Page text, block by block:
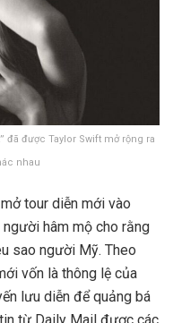
được Taylor Swift mở rộng ra
nhau
tour diễn mới vào
người hâm mộ cho rằng
sao người Mỹ. Theo
vốn là thông lệ của
lưu diễn để quảng bá